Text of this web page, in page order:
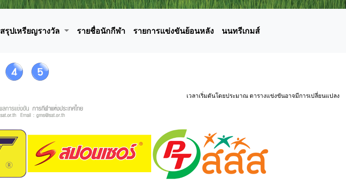
สรุปเหรียญรางวัล รายชื่อนักกีฬา รายการแข่งขันย้อนหลัง นนทรีเกมส์
เวลาเริ่มตันโดยประมาณ ตารางแข่งขันอาจมีการเปลี่ยนแปลง